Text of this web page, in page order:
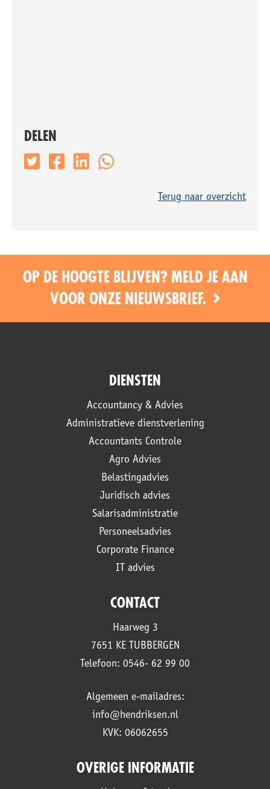
DELEN
Terug naar overzicht
OP DE HOOGTE BLIJVEN? MELD JE AAN
VOOR ONZE NIEUWSBRIEF.
DIENSTEN
Accountancy & Advies
Administratieve dienstverlening
Accountants Controle
Agro Advies
Belastingadvies
Juridisch advies
Salarisadministratie
Personeelsadvies
Corporate Finance
IT advies
CONTACT
Haarweg 3
7651 KE TUBBERGEN
Telefoon: 0546- 62 99 00
Algemeen e-mailadres:
info@hendriksen.nl
KVK: 06062655
OVERIGE INFORMATIE